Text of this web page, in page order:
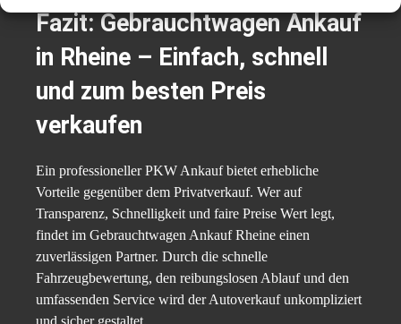
Fazit: Gebrauchtwagen Ankauf
in Rheine – Einfach, schnell
und zum besten Preis
verkaufen
Ein professioneller PKW Ankauf bietet erhebliche
Vorteile gegenüber dem Privatverkauf. Wer auf
Transparenz, Schnelligkeit und faire Preise Wert legt,
findet im Gebrauchtwagen Ankauf Rheine einen
zuverlässigen Partner. Durch die schnelle
Fahrzeugbewertung, den reibungslosen Ablauf und den
umfassenden Service wird der Autoverkauf unkompliziert
und sicher gestaltet.